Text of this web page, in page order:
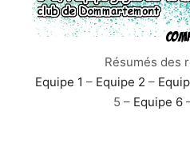
Résumés des
Equipe 1 – Equipe 2 –
5 – Equipe 6